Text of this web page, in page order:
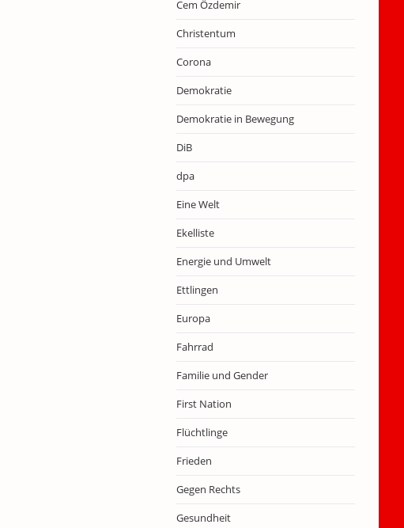
Cem Özdemir
Christentum
Corona
Demokratie
Demokratie in Bewegung
DiB
dpa
Eine Welt
Ekelliste
Energie und Umwelt
Ettlingen
Europa
Fahrrad
Familie und Gender
First Nation
Flüchtlinge
Frieden
Gegen Rechts
Gesundheit